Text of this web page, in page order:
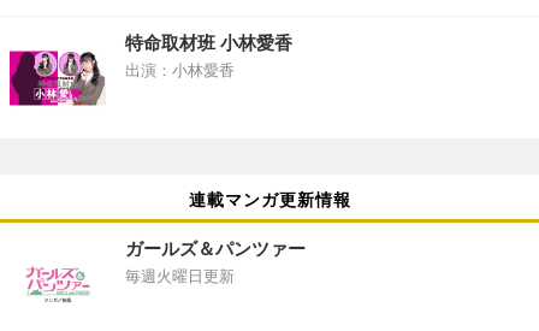
特命取材班 小林愛香
出演：小林愛香
連載マンガ更新情報
ガールズ＆パンツァー
毎週火曜日更新